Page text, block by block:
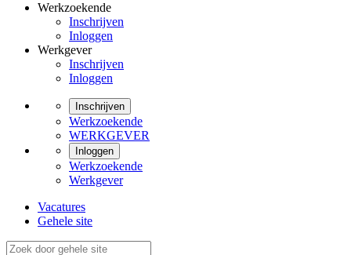
Werkzoekende
Inschrijven
Inloggen
Werkgever
Inschrijven
Inloggen
Inschrijven
Werkzoekende
WERKGEVER
Inloggen
Werkzoekende
Werkgever
Vacatures
Gehele site